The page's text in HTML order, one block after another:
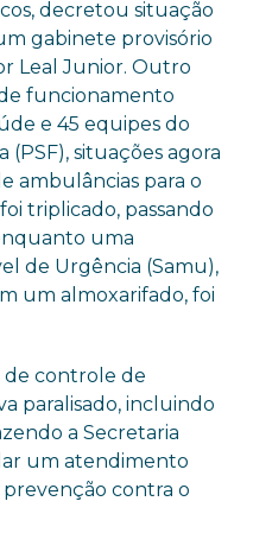
decretou situação
gabinete provisório
Leal Junior. Outro
funcionamento
e 45 equipes do
(PSF), situações agora
ambulâncias para o
triplicado, passando
uma
de Urgência (Samu),
um almoxarifado, foi
de controle de
paralisado, incluindo
a Secretaria
um atendimento
contra o